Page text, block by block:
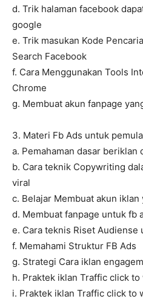
d. Trik halaman facebook
google
e. Trik masukan Kode
Search Facebook
f. Cara Menggunakan Tools
Chrome
g. Membuat akun fanpage
3. Materi Fb Ads untuk
a. Pemahaman dasar beriklan
b. Cara teknik Copywriting
viral
c. Belajar Membuat akun iklan
d. Membuat fanpage untuk fb
e. Cara teknis Riset Audiense
f. Memahami Struktur FB Ads
g. Strategi Cara iklan
h. Praktek iklan Traffic click to
i. Praktek iklan Traffic click to